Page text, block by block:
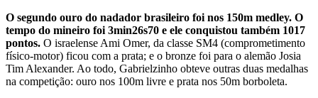
O segundo ouro do nadador brasileiro foi nos 150m medley. O
tempo do mineiro foi 3min26s70 e ele conquistou também 1017
pontos. O israelense Ami Omer, da classe SM4 (comprometimento
físico-motor) ficou com a prata; e o bronze foi para o alemão Josia
Tim Alexander. Ao todo, Gabrielzinho obteve outras duas medalhas
na competição: ouro nos 100m livre e prata nos 50m borboleta.